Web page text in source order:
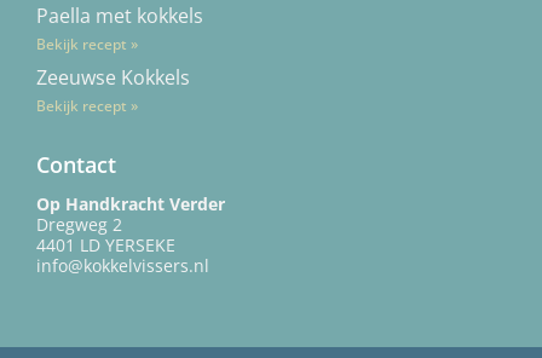
Paella met kokkels
Bekijk recept »
Zeeuwse Kokkels
Bekijk recept »
Contact
Op Handkracht Verder
Dregweg 2
4401 LD YERSEKE
info@kokkelvissers.nl